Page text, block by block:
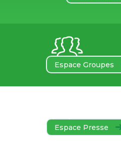
Espace Groupes
Espace Presse